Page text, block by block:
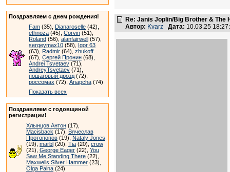
Поздравляем с днем рождения!
Fam (35), Dianaroselle (42),
ethnoza (45), Corvin (51),
Roland (56), alanfairwell (57),
sergeymax10 (58), Igor 63
(63), Radmir (64), zhukoff
(67), Сергей Пронин (68),
Andrei Tsvetaev (71),
AndreyTsvetaev (71),
пошаговый дрозд (72),
россомах (72), Anapcha (74)
Показать всех
Поздравляем с годовщиной
регистрации!
Хлынцов Антон (17),
Macisback (17), Вячеслав
Протопопов (19), Nataly Jones
(19), marbl (20), Tia (20), crow
(21), George Eager (22), You
Saw Me Standing There (22),
Maxwells Silver Hammer (23),
Olga Palna (24)
Re: Janis Joplin/Big Brother & The
Автор: Kvarz Дата: 10.03.25